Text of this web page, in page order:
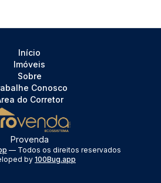
Início
Imóveis
Sobre
Conosco
do Corretor
Provenda
— Todos os direitos reservados
by 100Bug.app